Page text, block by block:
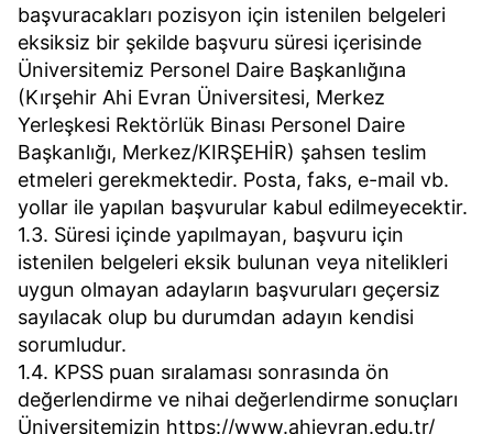
başvuracakları pozisyon için istenilen belgeleri
eksiksiz bir şekilde başvuru süresi içerisinde
Üniversitemiz Personel Daire Başkanlığına
(Kırşehir Ahi Evran Üniversitesi, Merkez
Yerleşkesi Rektörlük Binası Personel Daire
Başkanlığı, Merkez/KIRŞEHİR) şahsen teslim
etmeleri gerekmektedir. Posta, faks, e-mail vb.
yollar ile yapılan başvurular kabul edilmeyecektir.
1.3. Süresi içinde yapılmayan, başvuru için
istenilen belgeleri eksik bulunan veya nitelikleri
uygun olmayan adayların başvuruları geçersiz
sayılacak olup bu durumdan adayın kendisi
sorumludur.
1.4. KPSS puan sıralaması sonrasında ön
değerlendirme ve nihai değerlendirme sonuçları
Üniversitemizin https://www.ahievran.edu.tr/